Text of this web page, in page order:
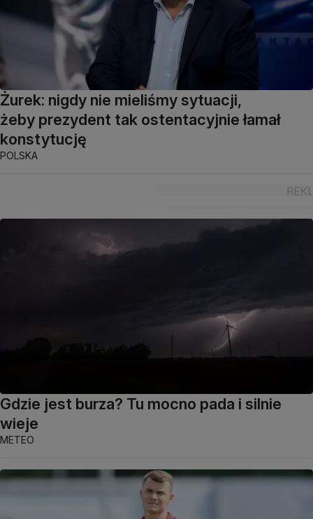
Żurek: nigdy nie mieliśmy sytuacji,
żeby prezydent tak ostentacyjnie łamał
konstytucję
POLSKA
Gdzie jest burza? Tu mocno pada i silnie
wieje
METEO